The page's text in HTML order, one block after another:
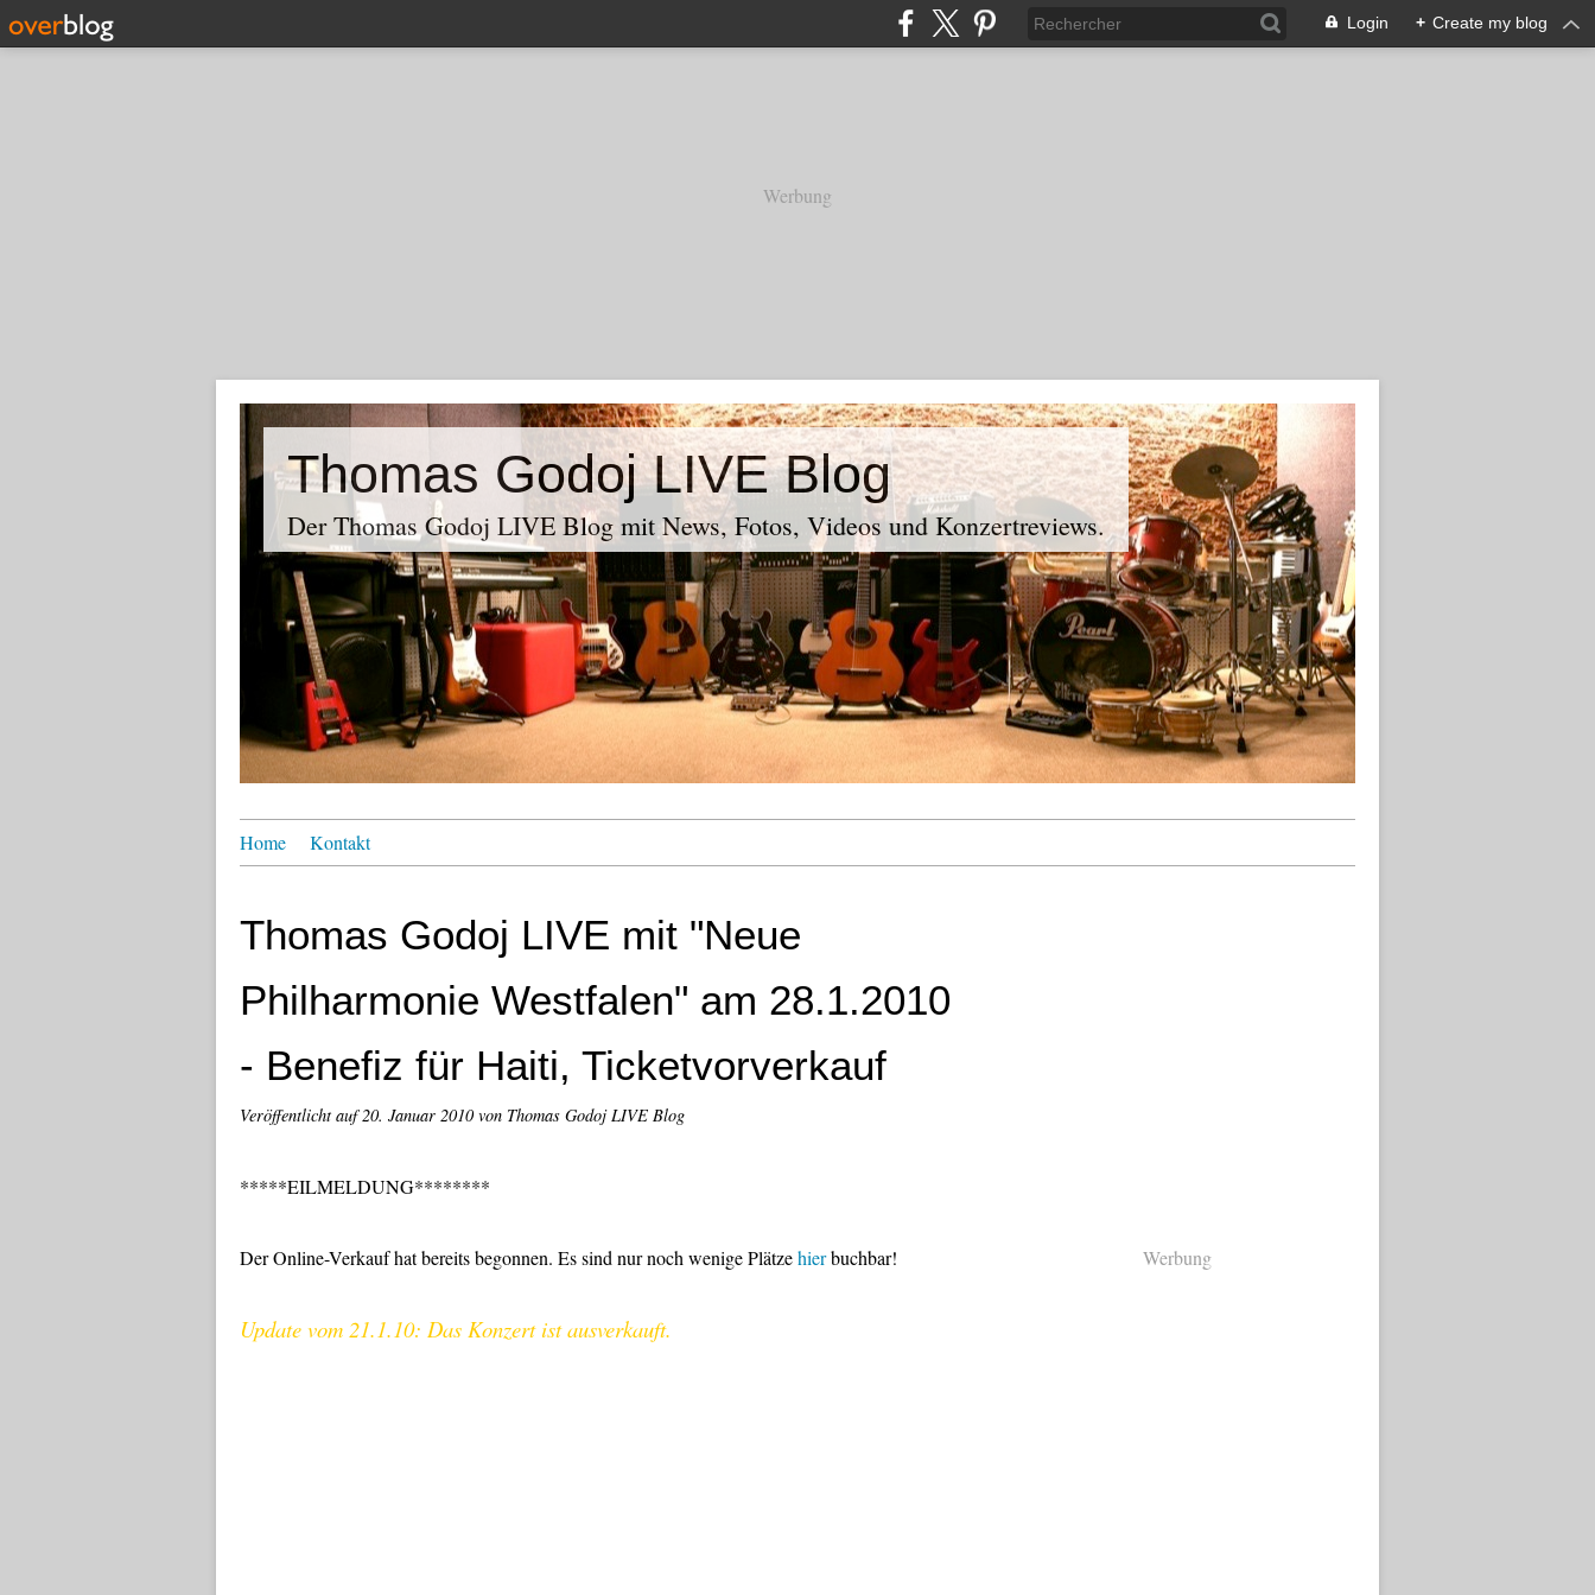
Login + Create my blog
Werbung
Thomas Godoj LIVE Blog
Der Thomas Godoj LIVE Blog mit News, Fotos, Videos und Konzertreviews.
Home Kontakt
Thomas Godoj LIVE mit "Neue
Philharmonie Westfalen" am 28.1.2010
- Benefiz für Haiti, Ticketvorverkauf
Veröffentlicht auf20. Januar 2010von Thomas Godoj LIVE Blog
*****EILMELDUNG********
Der Online-Verkauf hat bereits begonnen. Es sind nur noch wenige Plätzehierbuchbar!
Update vom 21.1.10: Das Konzert ist ausverkauft.
Werbung